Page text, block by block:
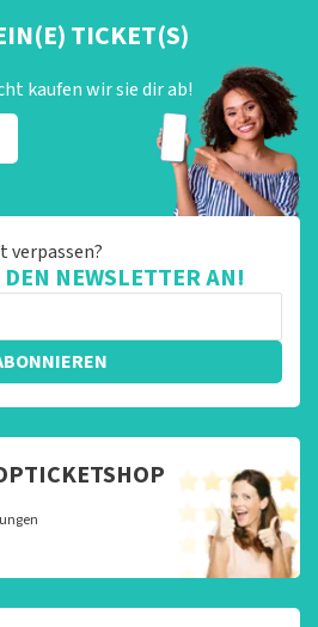
TICKET(S)
kaufen wir sie dir ab!
verpassen?
NEWSLETTER AN!